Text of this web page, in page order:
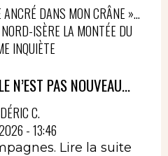
ANCRÉ DANS MON CRÂNE »…
ISÈRE LA MONTÉE DU
INQUIÈTE
N’EST PAS NOUVEAU...
C.
- 13:46
Lire la suite